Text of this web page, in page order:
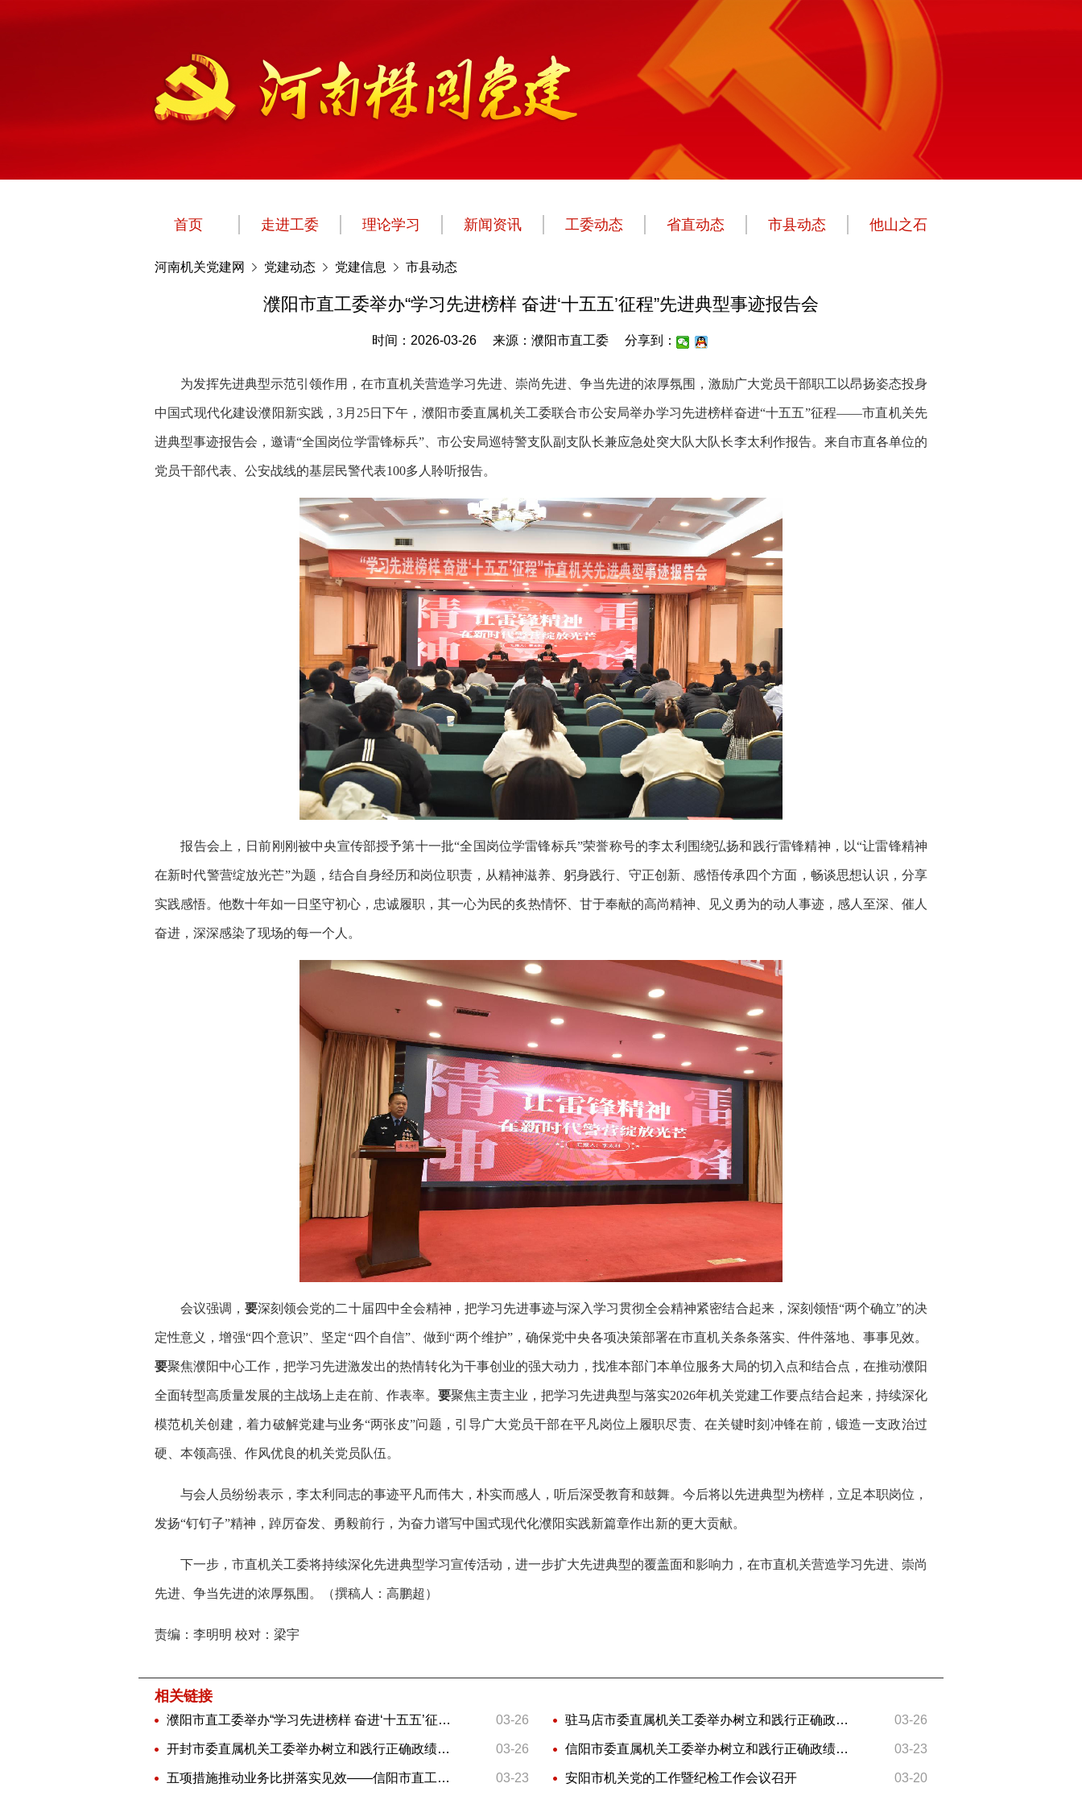
首页 走进工委 理论学习 新闻资讯 工委动态 省直动态 市县动态 他山之石
河南机关党建网 党建动态 党建信息 市县动态
濮阳市直工委举办“学习先进榜样 奋进‘十五五’征程”先进典型事迹报告会
时间：2026-03-26 来源：濮阳市直工委 分享到：
为发挥先进典型示范引领作用，在市直机关营造学习先进、崇尚先进、争当先进的浓厚氛围，激励广大党员干部职工以昂扬姿态投身
中国式现代化建设濮阳新实践，3月25日下午，濮阳市委直属机关工委联合市公安局举办学习先进榜样奋进“十五五”征程——市直机关先
进典型事迹报告会，邀请“全国岗位学雷锋标兵”、市公安局巡特警支队副支队长兼应急处突大队大队长李太利作报告。来自市直各单位的
党员干部代表、公安战线的基层民警代表100多人聆听报告。
报告会上，日前刚刚被中央宣传部授予第十一批“全国岗位学雷锋标兵”荣誉称号的李太利围绕弘扬和践行雷锋精神，以“让雷锋精神
在新时代警营绽放光芒”为题，结合自身经历和岗位职责，从精神滋养、躬身践行、守正创新、感悟传承四个方面，畅谈思想认识，分享
实践感悟。他数十年如一日坚守初心，忠诚履职，其一心为民的炙热情怀、甘于奉献的高尚精神、见义勇为的动人事迹，感人至深、催人
奋进，深深感染了现场的每一个人。
会议强调，要深刻领会党的二十届四中全会精神，把学习先进事迹与深入学习贯彻全会精神紧密结合起来，深刻领悟“两个确立”的决
定性意义，增强“四个意识”、坚定“四个自信”、做到“两个维护”，确保党中央各项决策部署在市直机关条条落实、件件落地、事事见效。
要聚焦濮阳中心工作，把学习先进激发出的热情转化为干事创业的强大动力，找准本部门本单位服务大局的切入点和结合点，在推动濮阳
全面转型高质量发展的主战场上走在前、作表率。 要聚焦主责主业，把学习先进典型与落实2026年机关党建工作要点结合起来，持续深化
模范机关创建，着力破解党建与业务“两张皮”问题，引导广大党员干部在平凡岗位上履职尽责、在关键时刻冲锋在前，锻造一支政治过
硬、本领高强、作风优良的机关党员队伍。
与会人员纷纷表示，李太利同志的事迹平凡而伟大，朴实而感人，听后深受教育和鼓舞。今后将以先进典型为榜样，立足本职岗位，
发扬“钉钉子”精神，踔厉奋发、勇毅前行，为奋力谱写中国式现代化濮阳实践新篇章作出新的更大贡献。
下一步，市直机关工委将持续深化先进典型学习宣传活动，进一步扩大先进典型的覆盖面和影响力，在市直机关营造学习先进、崇尚
先进、争当先进的浓厚氛围。（撰稿人：高鹏超）
责编：李明明 校对：梁宇
相关链接
濮阳市直工委举办“学习先进榜样 奋进‘十五五’征程”先进典型事迹报告会 03-26 驻马店市委直属机关工委举办树立和践行正确政绩观学习教育读书班 03-26
开封市委直属机关工委举办树立和践行正确政绩观学习教育读书班 03-26 信阳市委直属机关工委举办树立和践行正确政绩观学习教育专题读书班 03-23
五项措施推动业务比拼落实见效——信阳市直工委扎实推进“破除中梗阻、提升软环境”专项行动 03-23 安阳市机关党的工作暨纪检工作会议召开 03-20